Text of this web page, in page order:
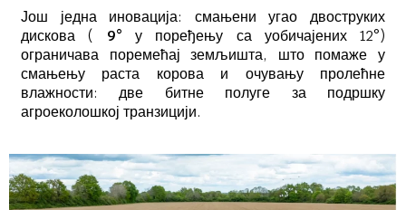
Још једна иновација: смањени угао двоструких
дискова (
9°
у поређењу са уобичајених 12°)
ограничава поремећај земљишта, што помаже у
смањењу раста корова и очувању пролећне
влажности: две битне полуге за подршку
агроеколошкој транзицији.